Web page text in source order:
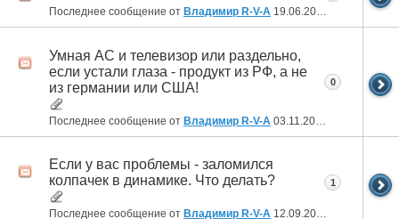
Последнее сообщение от Владимир R-V-A 19.06.2023
Умная АС и телевизор или раздельно,
если устали глаза - продукт из РФ, а не
из германии или США!
Последнее сообщение от Владимир R-V-A 03.11.2022
0
Если у вас проблемы - заломился
колпачек в динамике. Что делать?
Последнее сообщение от Владимир R-V-A 12.09.2022
1